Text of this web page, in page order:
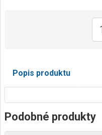
Popis produktu
Podobné produkty